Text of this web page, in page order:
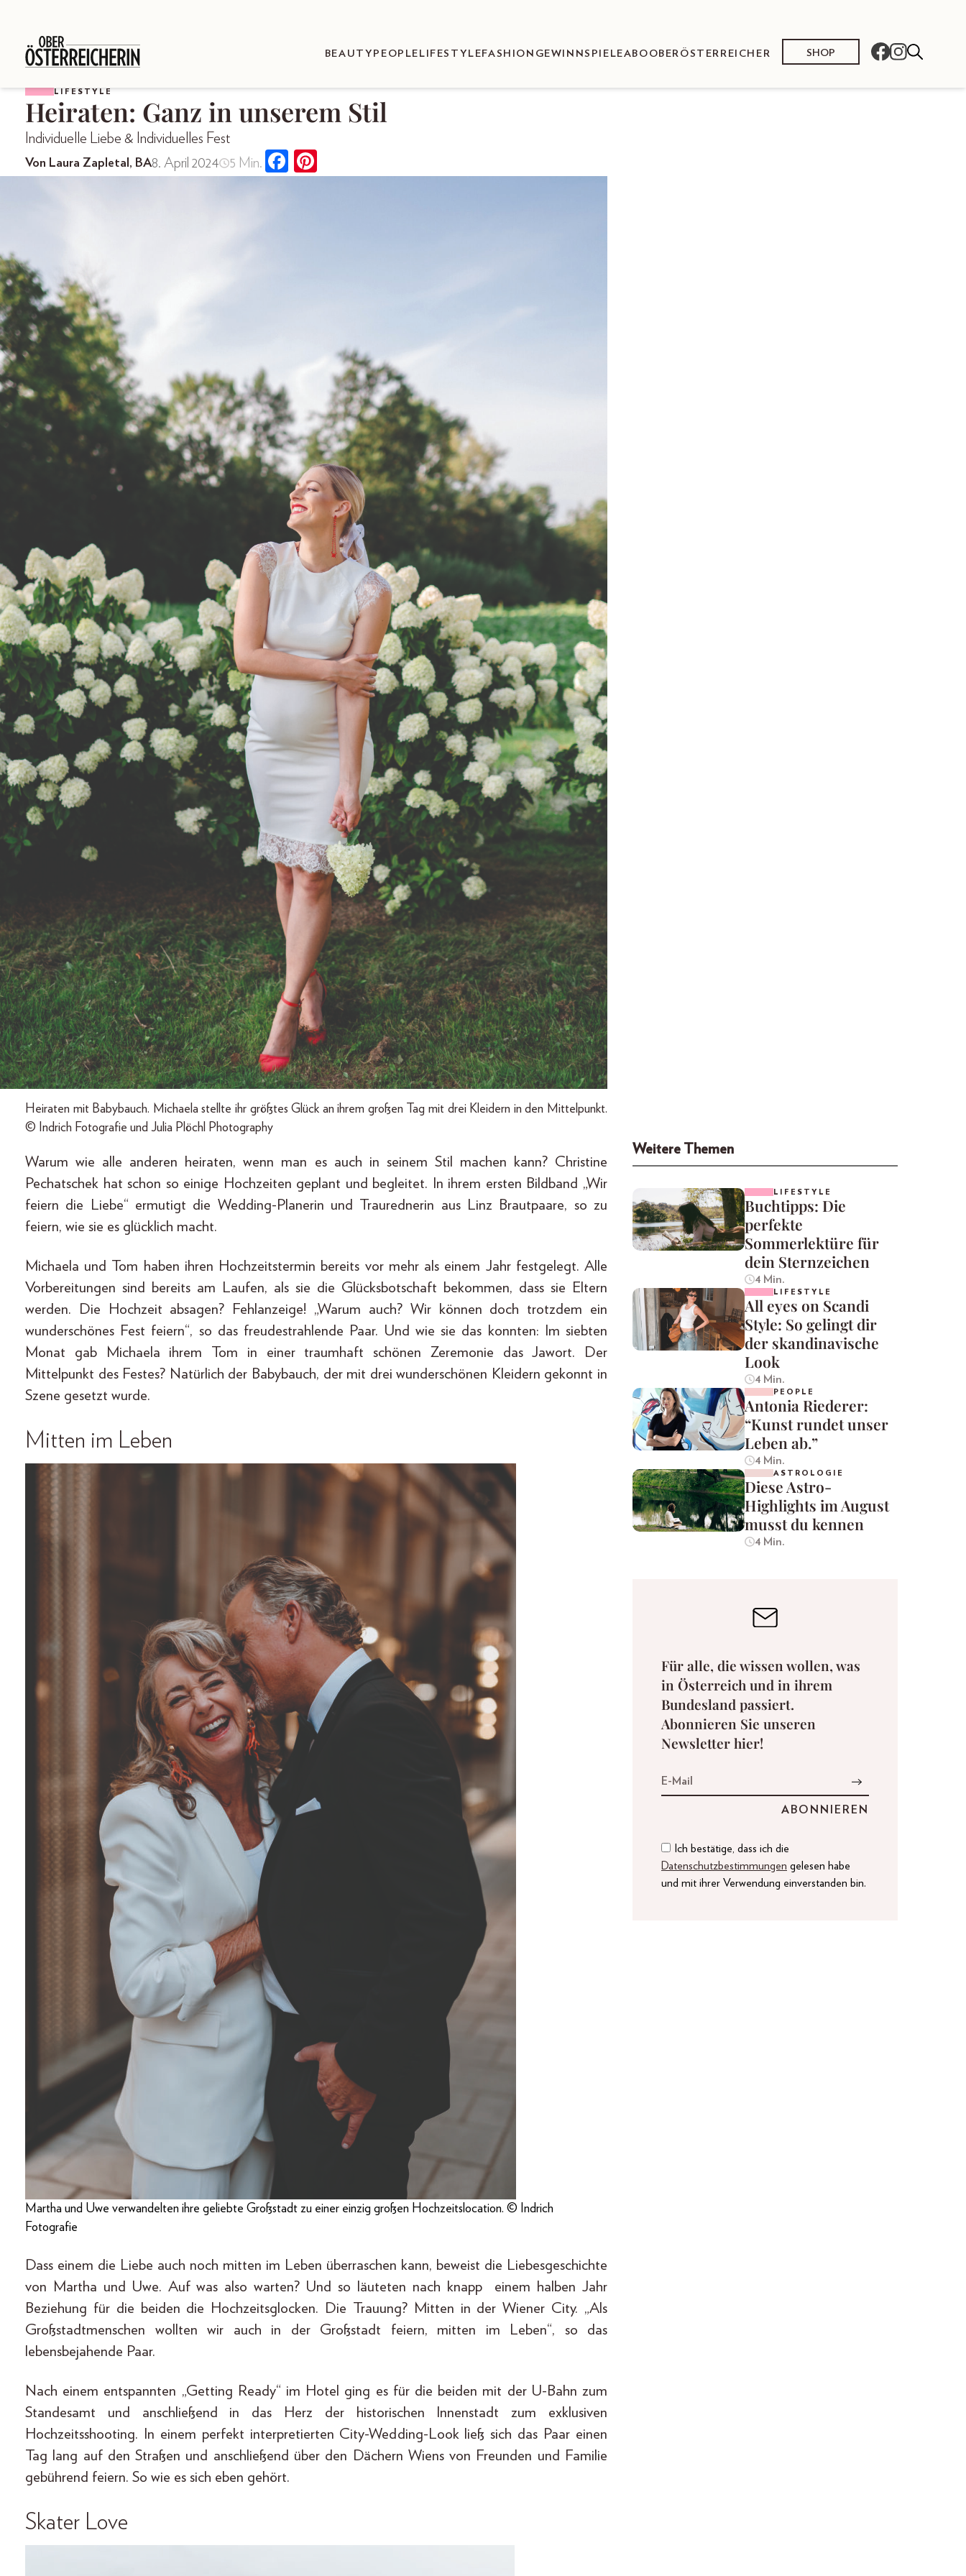
BEAUTY PEOPLE LIFESTYLEFASHION GEWINNSPIELEABO OBERÖSTERREICHER SHOP
LIFESTYLE
Heiraten: Ganz in unserem Stil
Individuelle Liebe & Individuelles Fest
Von Laura Zapletal, BA8. April 2024 5 Min.
Heiraten mit Babybauch. Michaela stellte ihr größtes Glück an ihrem großen Tag mit drei Kleidern in den Mittelpunkt.
© Indrich Fotografie und Julia Plöchl Photography
Warum wie alle anderen heiraten, wenn man es auch in seinem Stil machen kann? Christine
Pechatschek hat schon so einige Hochzeiten geplant und begleitet. In ihrem ersten Bildband „Wir
feiern die Liebe“ ermutigt die Wedding-Planerin und Traurednerin aus Linz Brautpaare, so zu
feiern, wie sie es glücklich macht.
Michaela und Tom haben ihren Hochzeitstermin bereits vor mehr als einem Jahr festgelegt. Alle
Vorbereitungen sind bereits am Laufen, als sie die Glücksbotschaft bekommen, dass sie Eltern
werden. Die Hochzeit absagen? Fehlanzeige! „Warum auch? Wir können doch trotzdem ein
wunderschönes Fest feiern“, so das freudestrahlende Paar. Und wie sie das konnten: Im siebten
Monat gab Michaela ihrem Tom in einer traumhaft schönen Zeremonie das Jawort. Der
Mittelpunkt des Festes? Natürlich der Babybauch, der mit drei wunderschönen Kleidern gekonnt in
Szene gesetzt wurde.
Mitten im Leben
Martha und Uwe verwandelten ihre geliebte Großstadt zu einer einzig großen Hochzeitslocation. © Indrich
Fotografie
Dass einem die Liebe auch noch mitten im Leben überraschen kann, beweist die Liebesgeschichte
von Martha und Uwe. Auf was also warten? Und so läuteten nach knapp einem halben Jahr
Beziehung für die beiden die Hochzeitsglocken. Die Trauung? Mitten in der Wiener City. „Als
Großstadtmenschen wollten wir auch in der Großstadt feiern, mitten im Leben“, so das
lebensbejahende Paar.
Nach einem entspannten „Getting Ready“ im Hotel ging es für die beiden mit der U-Bahn zum
Standesamt und anschließend in das Herz der historischen Innenstadt zum exklusiven
Hochzeitsshooting. In einem perfekt interpretierten City-Wedding-Look ließ sich das Paar einen
Tag lang auf den Straßen und anschließend über den Dächern Wiens von Freunden und Familie
gebührend feiern. So wie es sich eben gehört.
Skater Love
Weitere Themen
LIFESTYLE
Buchtipps: Die
perfekte
Sommerlektüre für
dein Sternzeichen
4 Min.
LIFESTYLE
All eyes on Scandi
Style: So gelingt dir
der skandinavische
Look
4 Min.
PEOPLE
Antonia Riederer:
“Kunst rundet unser
Leben ab.”
4 Min.
ASTROLOGIE
Diese Astro-
Highlights im August
musst du kennen
4 Min.
Für alle, die wissen wollen, was
in Österreich und in ihrem
Bundesland passiert.
Abonnieren Sie unseren
Newsletter hier!
Ich bestätige, dass ich die
Datenschutzbestimmungen gelesen habe
und mit ihrer Verwendung einverstanden bin.